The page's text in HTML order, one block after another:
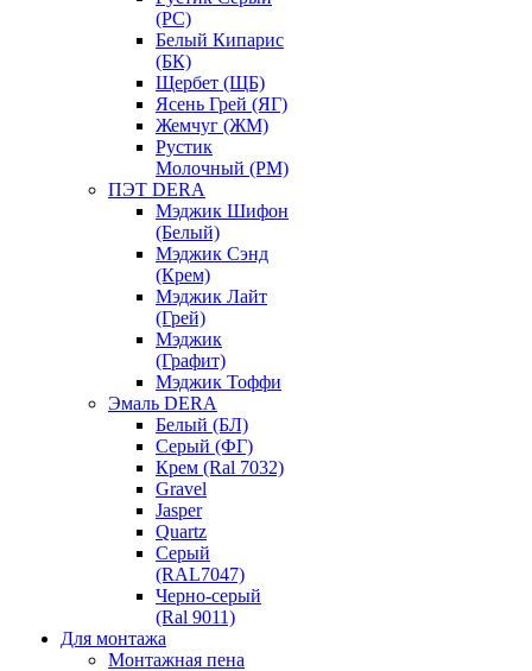
(РС)
Белый Кипарис
(БК)
Щербет (ЩБ)
Ясень Грей (ЯГ)
Жемчуг (ЖМ)
Рустик
Молочный (РМ)
ПЭТ DERA
Мэджик Шифон
(Белый)
Мэджик Сэнд
(Крем)
Мэджик Лайт
(Грей)
Мэджик
(Графит)
Мэджик Тоффи
Эмаль DERA
Белый (БЛ)
Серый (ФГ)
Крем (Ral 7032)
Gravel
Jasper
Quartz
Серый
(RAL7047)
Черно-серый
(Ral 9011)
Для монтажа
Монтажная пена